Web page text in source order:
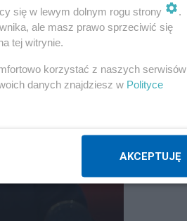
ale
się w lewym dolnym rogu strony
.
ale masz prawo sprzeciwić się
tej witrynie.
korzystać z naszych serwisów
danych znajdziesz w Polityce
AKCEPTUJĘ